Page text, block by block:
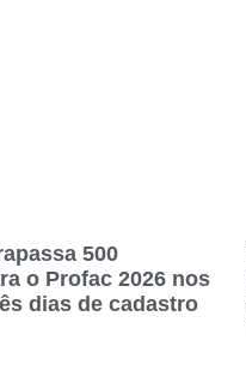
500
o Profac 2026 nos
dias de cadastro